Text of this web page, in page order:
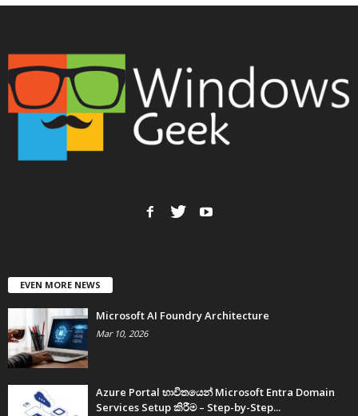
EVEN MORE NEWS
Microsoft AI Foundry Architecture
Mar 10, 2026
Azure Portal භාවිතයෙන් Microsoft Entra Domain
Services Setup කිරීම – Step-by-Step...